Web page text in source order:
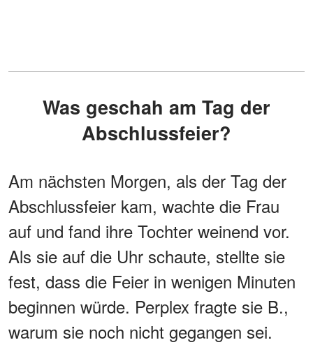
Was geschah am Tag der
Abschlussfeier?
Am nächsten Morgen, als der Tag der
Abschlussfeier kam, wachte die Frau
auf und fand ihre Tochter weinend vor.
Als sie auf die Uhr schaute, stellte sie
fest, dass die Feier in wenigen Minuten
beginnen würde. Perplex fragte sie B.,
warum sie noch nicht gegangen sei.